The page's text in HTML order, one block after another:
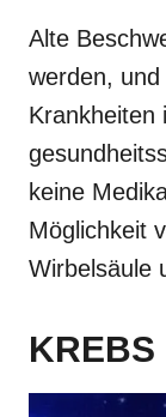
Alte
werden,
Krankheiten
keine
Möglichkeit
Wirbelsäule
KREBS